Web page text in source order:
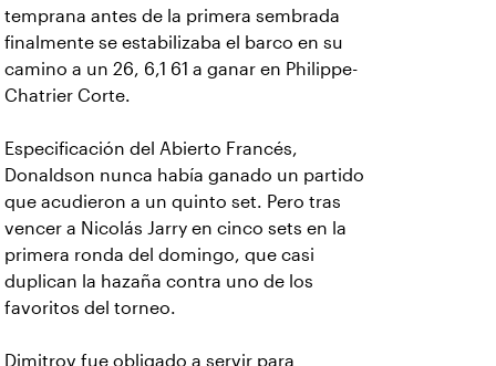
temprana antes de la primera sembrada
finalmente se estabilizaba el barco en su
camino a un 26, 6,1 61 a ganar en Philippe-
Chatrier Corte.
Especificación del Abierto Francés,
Donaldson nunca había ganado un partido
que acudieron a un quinto set. Pero tras
vencer a Nicolás Jarry en cinco sets en la
primera ronda del domingo, que casi
duplican la hazaña contra uno de los
favoritos del torneo.
Dimitrov fue obligado a servir para